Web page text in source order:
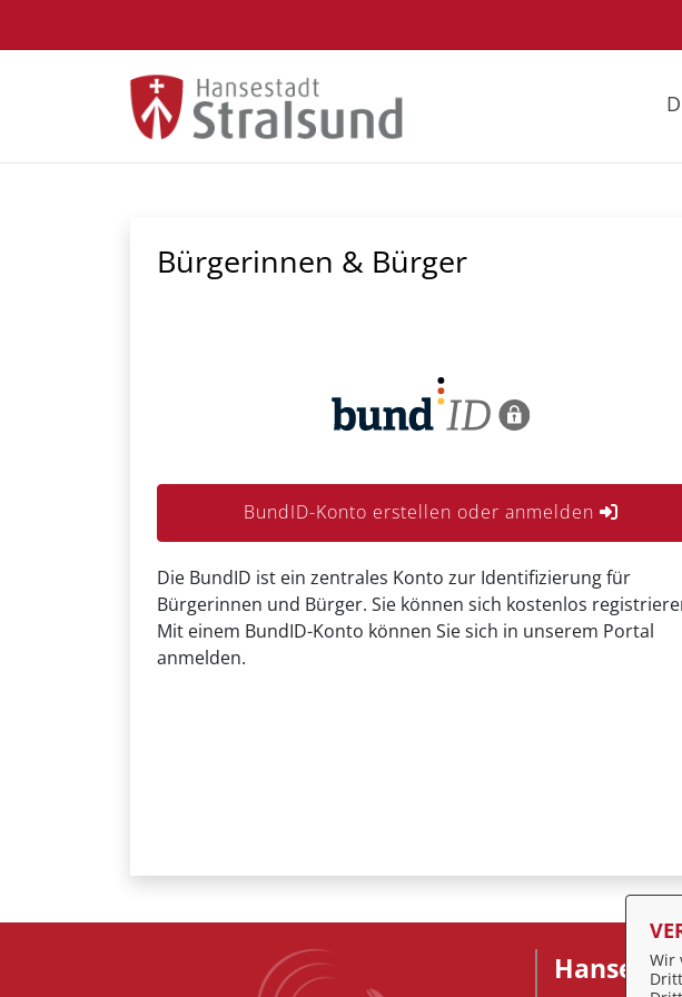
Bürgerinnen & Bürger
BundID-Konto erstellen oder anmelden
Die BundID ist ein zentrales Konto zur Identifizierung für
Bürgerinnen und Bürger. Sie können sich kostenlos
Mit einem BundID-Konto können Sie sich in unserem Portal
anmelden.
Wir